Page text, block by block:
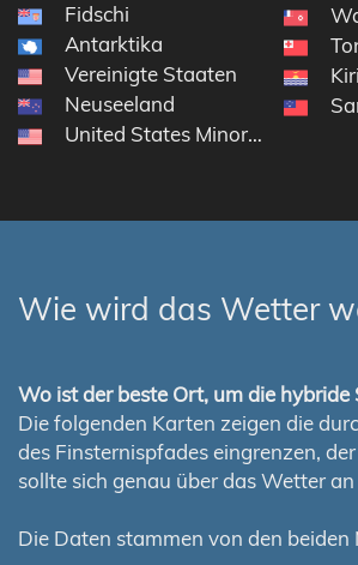
Fidschi
Antarktika
Vereinigte Staaten
Neuseeland
United States Minor Outlying
Wie wird das Wetter
Wo ist der beste Ort, um die
Die folgenden Karten zeigen die
des Finsternispfades eingrenzen,
sollte sich genau über das Wetter
Die Daten stammen von den